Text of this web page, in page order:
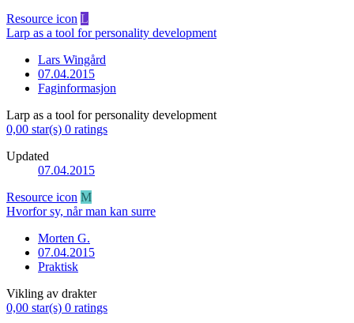
Resource icon L
Larp as a tool for personality development
Lars Wingård
07.04.2015
Faginformasjon
Larp as a tool for personality development
0,00 star(s) 0 ratings
Updated
07.04.2015
Resource icon M
Hvorfor sy, når man kan surre
Morten G.
07.04.2015
Praktisk
Vikling av drakter
0,00 star(s) 0 ratings